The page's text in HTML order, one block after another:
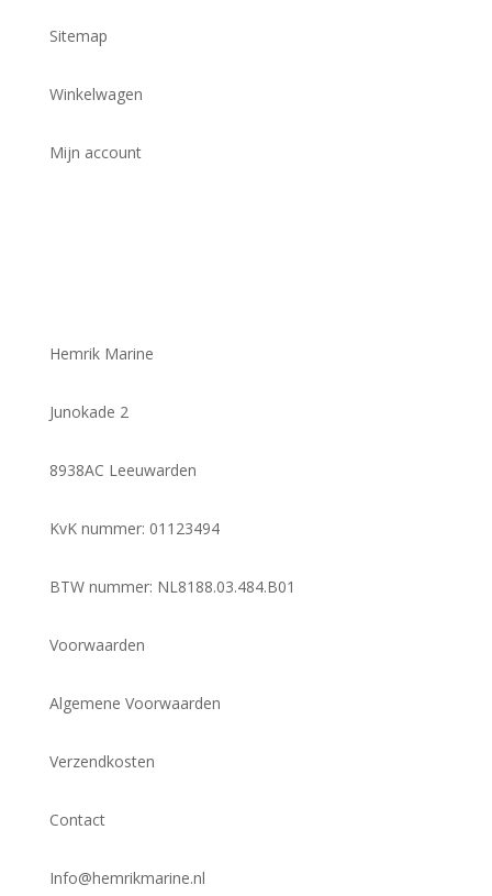
Sitemap
Winkelwagen
Mijn account
Hemrik Marine
Junokade 2
8938AC Leeuwarden
KvK nummer: 01123494
BTW nummer: NL8188.03.484.B01
Voorwaarden
Algemene Voorwaarden
Verzendkosten
Contact
Info@hemrikmarine.nl